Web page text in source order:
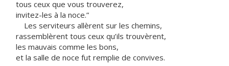
tous ceux que vous trouverez,
invitez-les à la noce.”
Les serviteurs allèrent sur les chemins,
rassemblèrent tous ceux qu’ils trouvèrent,
les mauvais comme les bons,
et la salle de noce fut remplie de convives.